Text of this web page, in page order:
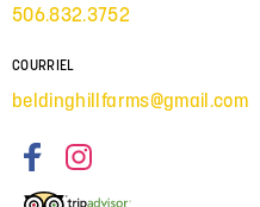
506.832.3752
COURRIEL
beldinghillfarms@gmail.com